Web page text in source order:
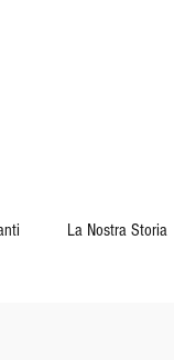
La Nostra Storia